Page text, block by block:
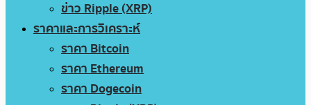
ข่าว Ripple (XRP)
ราคาและการวิเคราะห์
ราคา Bitcoin
ราคา Ethereum
ราคา Dogecoin